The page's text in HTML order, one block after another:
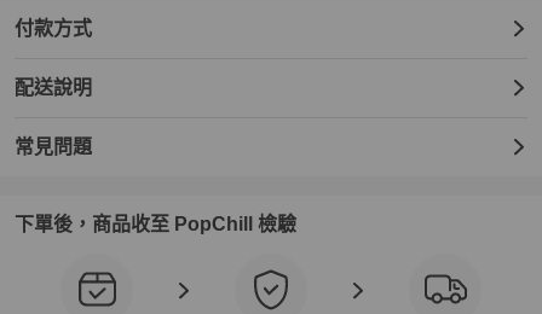
付款方式
配送說明
常見問題
下單後，商品收至 PopChill 檢驗